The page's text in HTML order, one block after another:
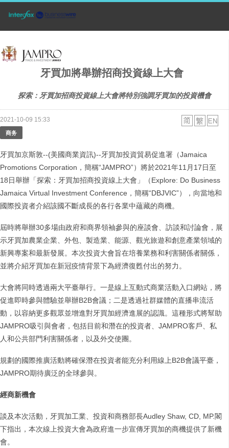
牙買加將舉辦招商投資線上大會
探索：牙買加招商投資線上大會將特別強調牙買加的投資機會
2021-10-09 15:33
商务
牙買加京斯敦--(美國商業資訊)--牙買加投資貿易促進署（Jamaica
Promotions Corporation，簡稱“JAMPRO”）將於2021年11月17日至
18日舉辦「探索：牙買加招商投資線上大會」（Explore: Do Business
Jamaica Virtual Investment Conference，簡稱“DBJVIC”），向當地和
國際投資者介紹該國不斷成長的各行各業中蘊藏的商機。
屆時將舉辦30多場由政府和商界領袖參與的座談會、訪談和討論會，展
示牙買加農業企業、外包、製造業、能源、觀光旅遊和創意產業領域的
新興專案和最新發展。本次投資大會旨在培養業務和利害關係者關係，
並將介紹牙買加在新冠疫情背景下為經濟復甦付出的努力。
大會將同時透過兩大平臺舉行。一是線上互動式商業活動入口網站，將
促進即時參與體驗並舉辦B2B會議；二是透過社群媒體的直播串流活
動，以容納更多觀眾並增進對牙買加經濟進展的認識。這種形式將幫助
JAMPRO吸引與會者，包括目前和潛在的投資者、JAMPRO客戶、私
人和公共部門利害關係者，以及外交使團。
規劃的國際推廣活動將確保潛在投資者能充分利用線上B2B會議平臺，
JAMPRO期待廣泛的全球參與。
經商新機會
談及本次活動，牙買加工業、投資和商務部長Audley Shaw, CD, MP.閣
下指出，本次線上投資大會為政府進一步宣傳牙買加的商機提供了新機
會。